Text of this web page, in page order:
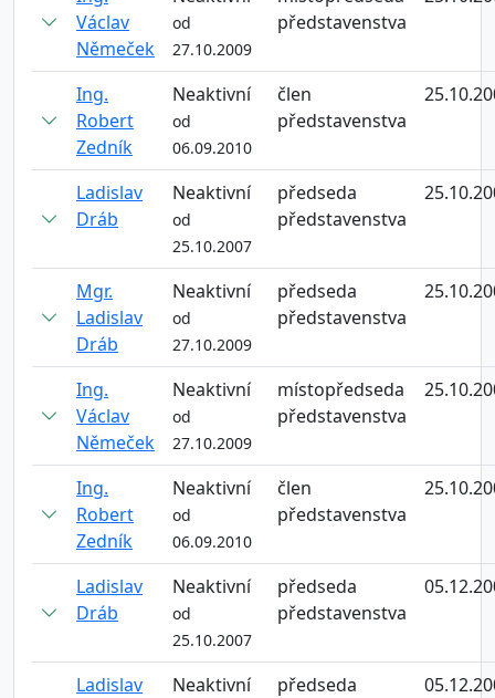
Václav
Němeček
od
27.10.2009
představenstva
Ing.
Robert
Zedník
Neaktivní
od
06.09.2010
člen
představenstva
Ladislav
Dráb
Neaktivní
od
25.10.2007
předseda
představenstva
Mgr.
Ladislav
Dráb
Neaktivní
od
27.10.2009
předseda
představenstva
Ing.
Václav
Němeček
Neaktivní
od
27.10.2009
místopředseda
představenstva
Ing.
Robert
Zedník
Neaktivní
od
06.09.2010
člen
představenstva
Ladislav
Dráb
Neaktivní
od
25.10.2007
předseda
představenstva
Ladislav
Neaktivní
předseda